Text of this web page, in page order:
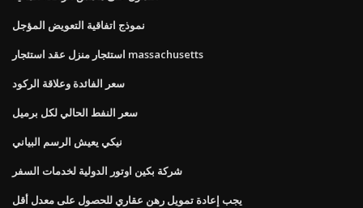
نموذج اتفاقية التعويض المؤجل
استئجار منزل عقد استئجار massachusetts
سعر الفائدة وعلاقة الركود
سعر النفط الحالي لكل برميل
نيكي يعيش الرسم البياني
شركة بكين اوتور الدولية لخدمات السفر
يجب إعادة تمويل رهن عقاري للحصول على معدل أقل